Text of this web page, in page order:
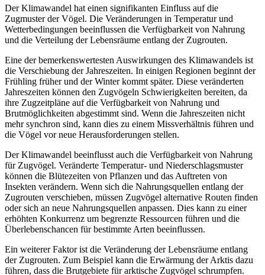
Der Klimawandel hat einen signifikanten Einfluss auf die
Zugmuster der Vögel. Die Veränderungen in Temperatur und
Wetterbedingungen beeinflussen die Verfügbarkeit von Nahrung
und die Verteilung der Lebensräume entlang der Zugrouten.
Eine der bemerkenswertesten Auswirkungen des Klimawandels ist
die Verschiebung der Jahreszeiten. In einigen Regionen beginnt der
Frühling früher und der Winter kommt später. Diese veränderten
Jahreszeiten können den Zugvögeln Schwierigkeiten bereiten, da
ihre Zugzeitpläne auf die Verfügbarkeit von Nahrung und
Brutmöglichkeiten abgestimmt sind. Wenn die Jahreszeiten nicht
mehr synchron sind, kann dies zu einem Missverhältnis führen und
die Vögel vor neue Herausforderungen stellen.
Der Klimawandel beeinflusst auch die Verfügbarkeit von Nahrung
für Zugvögel. Veränderte Temperatur- und Niederschlagsmuster
können die Blütezeiten von Pflanzen und das Auftreten von
Insekten verändern. Wenn sich die Nahrungsquellen entlang der
Zugrouten verschieben, müssen Zugvögel alternative Routen finden
oder sich an neue Nahrungsquellen anpassen. Dies kann zu einer
erhöhten Konkurrenz um begrenzte Ressourcen führen und die
Überlebenschancen für bestimmte Arten beeinflussen.
Ein weiterer Faktor ist die Veränderung der Lebensräume entlang
der Zugrouten. Zum Beispiel kann die Erwärmung der Arktis dazu
führen, dass die Brutgebiete für arktische Zugvögel schrumpfen.